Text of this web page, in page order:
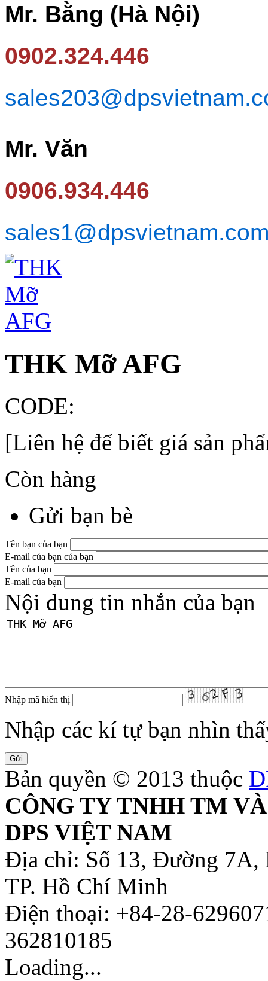
Mr. Bằng (Hà Nội)
0902.324.446
Mr. Văn
0906.934.446
THK Mỡ AFG
CODE:
[Liên hệ để biết giá sản
Còn hàng
Gửi bạn bè
Tên bạn của bạn
E-mail của bạn của bạn
Tên của bạn
E-mail của bạn
Nội dung tin nhắn của bạn
Nhập mã hiển thị
Nhập các kí tự bạn nhìn
Bản quyền © 2013 thuộc
CÔNG TY TNHH TM
DPS VIỆT NAM
Địa chỉ: Số 13, Đường 7A,
TP. Hồ Chí Minh
Điện thoại: +84-28-
362810185
Loading...